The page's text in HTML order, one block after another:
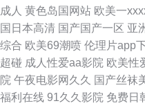
人综合网站 麻豆色片 久久aa 色
日韩电影官方 日韩视频30区 日韩
人人操人人夾 午夜福利免费院 轮
成人 黄色岛国网站 欧美一
国日本高清 国产国产一区 亚
综合 欧美69潮喷 伦理片app
超碰 成人性爱aa影院 欧美性
院 午夜电影网久久 国产丝袜
福利在线 91久久影院 免费日